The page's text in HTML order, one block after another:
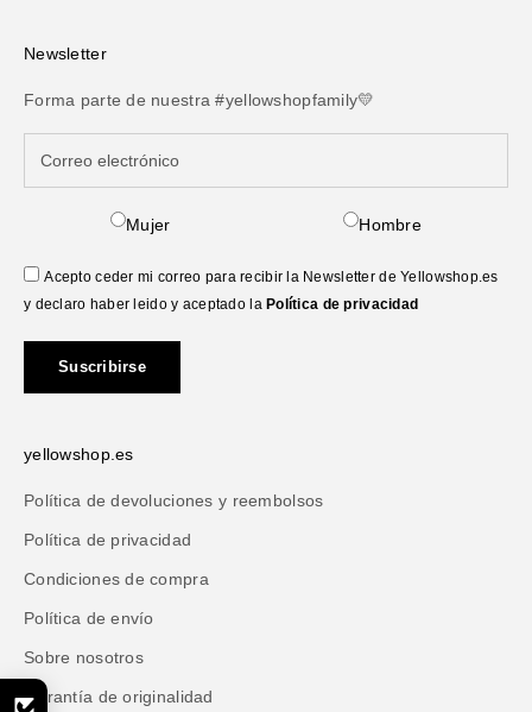
Newsletter
Forma parte de nuestra #yellowshopfamily💛
Mujer Hombre
Acepto ceder mi correo para recibir la Newsletter de Yellowshop.es
y declaro haber leido y aceptado la Política de privacidad
Suscribirse
yellowshop.es
Política de devoluciones y reembolsos
Política de privacidad
Condiciones de compra
Política de envío
Sobre nosotros
Garantía de originalidad